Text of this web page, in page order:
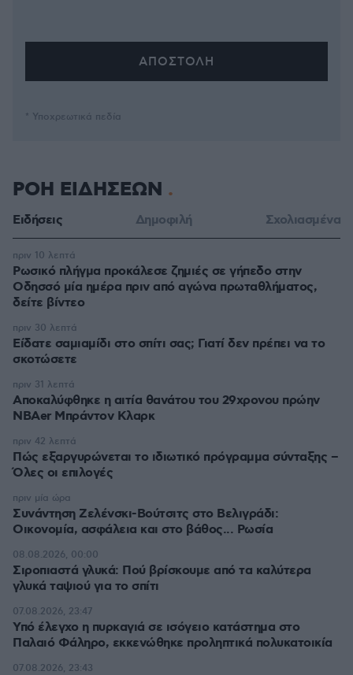
* Υποχρεωτικά πεδία
ΡΟΗ ΕΙΔΗΣΕΩΝ
Ειδήσεις Δημοφιλή Σχολιασμένα
Ρωσικό πλήγμα προκάλεσε ζημιές σε γήπεδο στην
Οδησσό μία ημέρα πριν από αγώνα πρωταθλήματος,
δείτε βίντεο
πριν 10 λεπτά
Είδατε σαμιαμίδι στο σπίτι σας; Γιατί δεν πρέπει να το
σκοτώσετε
πριν 30 λεπτά
Αποκαλύφθηκε η αιτία θανάτου του 29χρονου πρώην
NBAer Μπράντον Κλαρκ
πριν 31 λεπτά
Πώς εξαργυρώνεται το ιδιωτικό πρόγραμμα σύνταξης –
Όλες οι επιλογές
πριν 42 λεπτά
Συνάντηση Ζελένσκι-Βούτσιτς στο Βελιγράδι:
Οικονομία, ασφάλεια και στο βάθος... Ρωσία
πριν μία ώρα
Σιροπιαστά γλυκά: Πού βρίσκουμε από τα καλύτερα
γλυκά ταψιού για το σπίτι
08.08.2026, 00:00
Υπό έλεγχο η πυρκαγιά σε ισόγειο κατάστημα στο
Παλαιό Φάληρο, εκκενώθηκε προληπτικά πολυκατοικία
07.08.2026, 23:47
07.08.2026, 23:43